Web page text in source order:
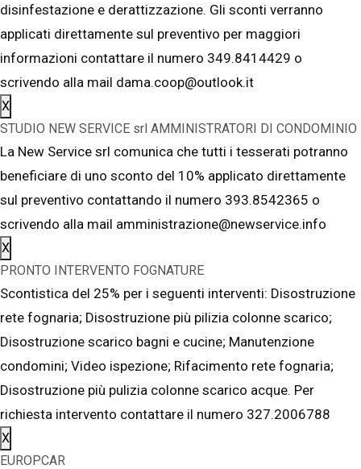
disinfestazione e derattizzazione. Gli sconti verranno
applicati direttamente sul preventivo per maggiori
informazioni contattare il numero 349.8414429 o
scrivendo alla mail dama.coop@outlook.it
X
STUDIO NEW SERVICE srl AMMINISTRATORI DI CONDOMINIO
La New Service srl comunica che tutti i tesserati potranno
beneficiare di uno sconto del 10% applicato direttamente
sul preventivo contattando il numero 393.8542365 o
scrivendo alla mail amministrazione@newservice.info
X
PRONTO INTERVENTO FOGNATURE
Scontistica del 25% per i seguenti interventi: Disostruzione
rete fognaria; Disostruzione più pilizia colonne scarico;
Disostruzione scarico bagni e cucine; Manutenzione
condomini; Video ispezione; Rifacimento rete fognaria;
Disostruzione più pulizia colonne scarico acque. Per
richiesta intervento contattare il numero 327.2006788
X
EUROPCAR